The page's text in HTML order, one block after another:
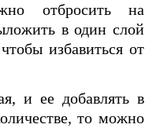
отбросить на
в один слой
избавиться от
и ее добавлять в
то можно